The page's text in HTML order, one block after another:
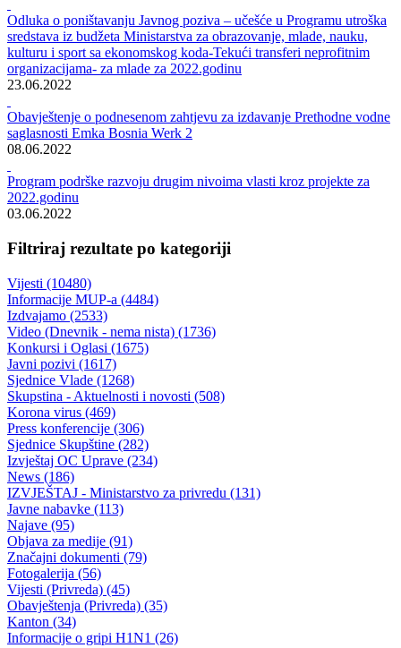
Rezultati pretrage za ""